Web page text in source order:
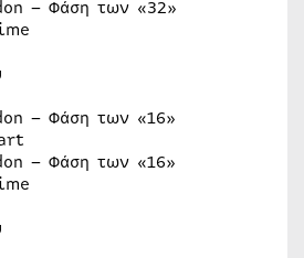
– Φάση των «32»
– Φάση των «16»
– Φάση των «16»